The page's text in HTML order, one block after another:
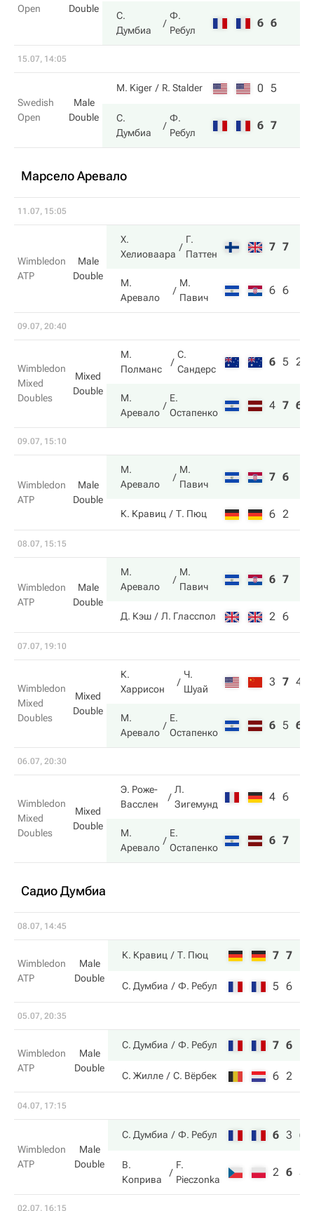
Open
Double
С.
Думбиа
Ф.
Ребул
6 6
15.07, 14:05
Swedish
Open
Male
Double
M. Kiger R. Stalder 0 5
С.
Думбиа
Ф.
Ребул
6 7
Марсело Аревало
11.07, 15:05
Wimbledon
ATP
Male
Double
Х.
Хелиоваара
Г.
Паттен
7 7
М.
Аревало
М.
Павич
6 6
09.07, 20:40
Wimbledon
Mixed
Doubles
Mixed
Double
М.
Полманс
С.
Сандерс
6 5 2
М.
Аревало
Е.
Остапенко
4 7 6
09.07, 15:10
Wimbledon
ATP
Male
Double
М.
Аревало
М.
Павич
7 6
К. Кравиц Т. Пюц 6 2
08.07, 15:15
Wimbledon
ATP
Male
Double
М.
Аревало
М.
Павич
6 7
Д. Кэш Л. Гласспол 2 6
07.07, 19:10
Wimbledon
Mixed
Doubles
Mixed
Double
К.
Харрисон
Ч.
Шуай
3 7 4
М.
Аревало
Е.
Остапенко
6 5 6
06.07, 20:30
Wimbledon
Mixed
Doubles
Mixed
Double
Э. Роже-
Васслен
Л.
Зигемунд
4 6
М.
Аревало
Е.
Остапенко
6 7
Садио Думбиа
08.07, 14:45
Wimbledon
ATP
Male
Double
К. Кравиц Т. Пюц 7 7
С. Думбиа Ф. Ребул 5 6
05.07, 20:35
Wimbledon
ATP
Male
Double
С. Думбиа Ф. Ребул 7 6
С. Жилле С. Вёрбек 6 2
04.07, 17:15
Wimbledon
ATP
Male
Double
С. Думбиа Ф. Ребул 6 3 6
В.
Коприва
F.
Pieczonka
2 6 3
02.07, 16:15